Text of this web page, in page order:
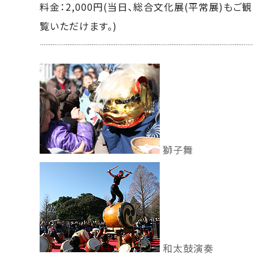
料金：2,000円(当日、総合文化展(平常展)もご観
覧いただけます。)
獅子舞
和太鼓演奏